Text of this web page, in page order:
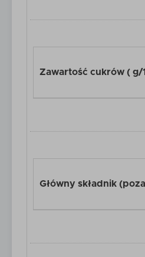
Zawartość cukrów ( g/
Główny składnik